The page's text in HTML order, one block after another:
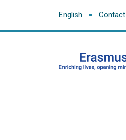
English Contact